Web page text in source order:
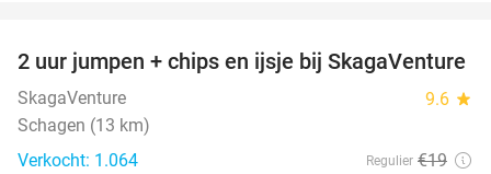
45%
2 uur jumpen + chips en ijsje bij SkagaVenture
SkagaVenture 9.6 star
Schagen (13 km)
Verkocht: 1.064
Regulier €19